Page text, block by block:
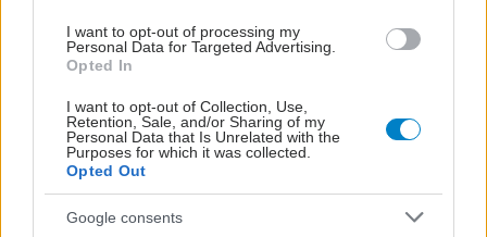
I want to opt-out of processing my
Personal Data for Targeted Advertising.
Opted In
I want to opt-out of Collection, Use,
Retention, Sale, and/or Sharing of my
Personal Data that Is Unrelated with the
Purposes for which it was collected.
Opted Out
Google consents